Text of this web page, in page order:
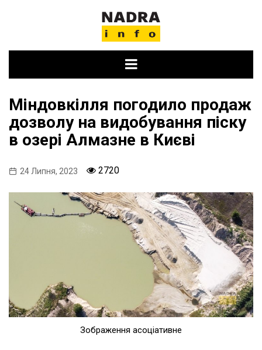
Міндовкілля погодило продаж
дозволу на видобування піску
в озері Алмазне в Києві
24 Липня, 2023 2720
Зображення асоціативне